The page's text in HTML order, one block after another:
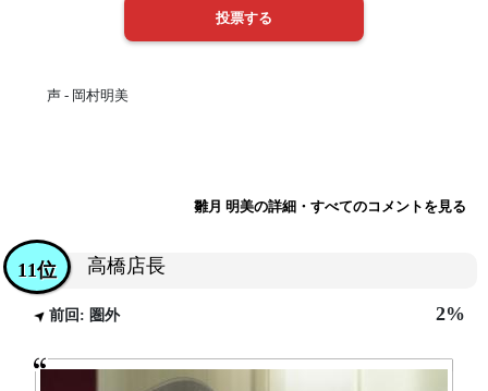
声 - 岡村明美
雛月 明美の詳細・すべてのコメントを見る
高橋店長
11位
前回: 圏外 2%